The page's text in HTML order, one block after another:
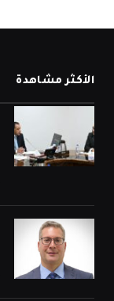
الأكثر مشاهدة